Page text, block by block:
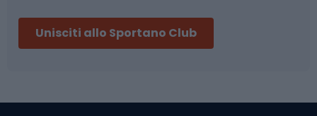
Abbigliamento da escursionismo
Componenti per biciclette
Unisciti allo Sportano Club